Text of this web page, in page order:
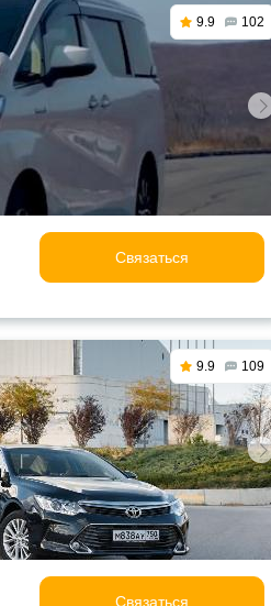
9.9 102
Связаться
9.9 109
Связаться